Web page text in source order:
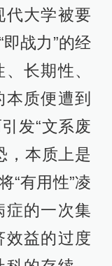
代大学被要
战力”的经
长期性、
质便遭到
发“文系废
，本质上是
“有用性”凌
症的一次集
效益的过度